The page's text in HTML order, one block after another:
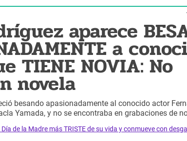
aparece
a
TIENE NOVIA: No
novela
besando apasionadamente al conocido actor
Yamada, y no se encontraba en grabaciones de
de la Madre más TRISTE de su vida y conmueve con